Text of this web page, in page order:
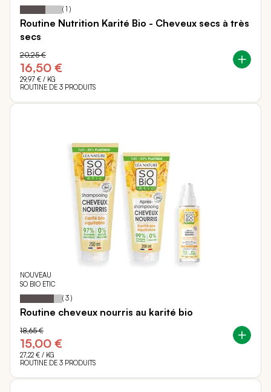
Notation: 60
% of
( 1 )
Routine Nutrition Karité Bio - Cheveux secs à très
secs
16,50 €
20,25 €
29,97 € / KG
ROUTINE DE 3 PRODUITS
NOUVEAU
SO BIO ETIC
Notation: 80
% of
( 3 )
Routine cheveux nourris au karité bio
15,00 €
18,65 €
27,22 € / KG
ROUTINE DE 3 PRODUITS